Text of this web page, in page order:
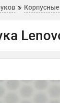
Корпусные